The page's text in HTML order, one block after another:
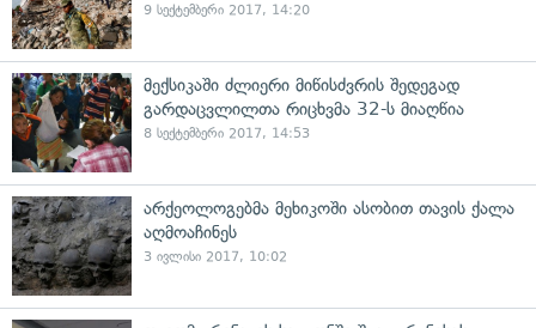
9 სექტემბერი 2017, 14:20
მექსიკაში ძლიერი მიწისძვრის შედეგად
გარდაცვლილთა რიცხვმა 32-ს მიაღწია
8 სექტემბერი 2017, 14:53
არქეოლოგებმა მეხიკოში ასობით თავის ქალა
აღმოაჩინეს
3 ივლისი 2017, 10:02